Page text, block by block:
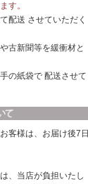
す。
配送 させていただく
古新聞等を緩衝材と
の紙袋で 配送させて
客様は、お届け後7日
、当店が負担いたし